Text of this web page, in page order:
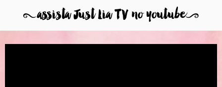
8assista Just Lia TV no youtube9